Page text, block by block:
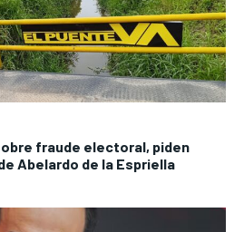
fraude electoral, piden
Abelardo de la Espriella